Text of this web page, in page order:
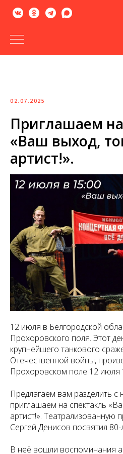
02.07.2025
Приглашаем
«Ваш выход,
артист!».
12 июля в Белгородской
Прохоровского поля. Этот
крупнейшего танкового
Отечественной войны,
Прохоровском поле 12 июля
Предлагаем вам разделить с
приглашаем на спектакль
артист!». Театрализованную
Сергей Денисов посвятил
В неё вошли воспоминания